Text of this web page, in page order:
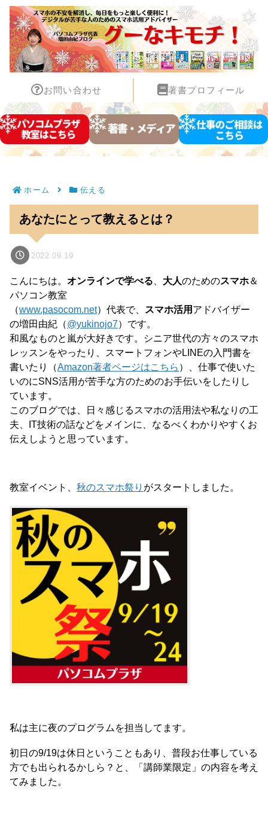
お問い合わせ 著書プロフィール
ホーム 伝える
あなたにとって教えるとは？
2022.09.19
こんにちは。 オンラインで学べる 大人のためのスマホ＆
パソコン教室
（www.pasocom.net）代表で、 スマホ活用 アドバイザー
の増田由紀（@yukinojo7）です。
和風なものと嵐が大好きです。シニア世代の方々のスマホ
レッスンをやったり、スマートフォンやLINEの入門書を
書いたり（Amazon著者ページはこちら ）、仕事で使いた
いのにSNS活用が苦手な方のためのお手伝いをしたりし
ています。
このブログでは、日々感じるスマホの活用法や私なりの工
夫、IT技術の話などをメインに、なるべくわかりやすくお
伝えしようと思っています。
教室イベント、 秋のスマホ祭り がスタートしました。
私は主に夜のプログラムを担当してます。
初日の9/19は休日ということもあり、普段お仕事している
方でも出られるかしら？と、「講師業限定」の内容を考え
てみました。